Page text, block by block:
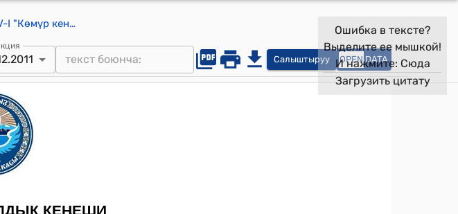
Н.Исанов айылдык кеңешинин 2011-жылдын 05 декабрындагы № V-I "Көмүр кенин изилдөө жөнүндө" токтому
Салыштыруу OPEN DATA
Ошибка в тексте?
Выделите ее мышкой!
И нажмите: Сюда
Загрузить цитату